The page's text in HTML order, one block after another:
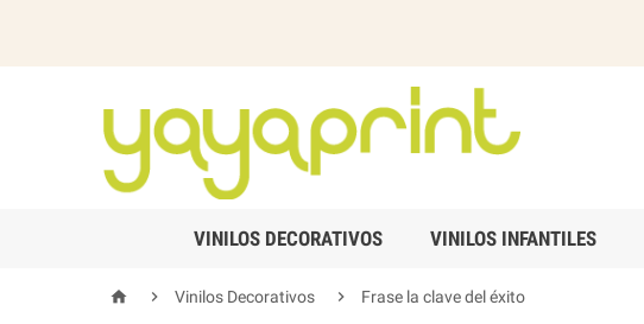
VINILOS DECORATIVOS VINILOS INFANTILES
  Vinilos Decorativos  Frase la clave del éxito